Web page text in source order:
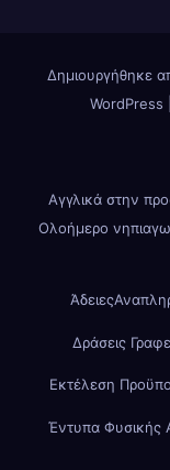
Δημιουργήθηκε
WordPress
Αγγλικά στην
Ολοήμερο
Άδειες
Δράσεις
Εκτέλεση
Έντυπα Φυσικής